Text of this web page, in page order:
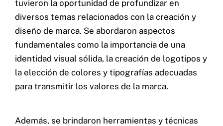
tuvieron la oportunidad de profundizar en
diversos temas relacionados con la creación y
diseño de marca. Se abordaron aspectos
fundamentales como la importancia de una
identidad visual sólida, la creación de logotipos y
la elección de colores y tipografías adecuadas
para transmitir los valores de la marca.
Además, se brindaron herramientas y técnicas